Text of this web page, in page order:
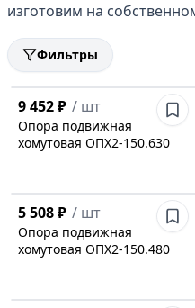
изготовим на
Фильтры
9 452 ₽ / шт
Опора подвижная
хомутовая ОПХ2-150.630
5 508 ₽ / шт
Опора подвижная
хомутовая ОПХ2-150.480